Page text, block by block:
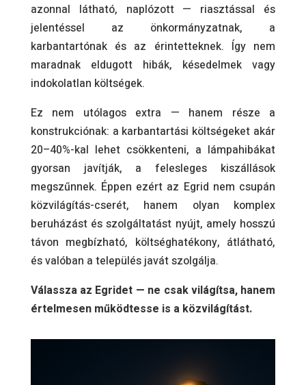
azonnal látható, naplózott — riasztással és
jelentéssel az önkormányzatnak, a
karbantartónak és az érintetteknek. Így nem
maradnak eldugott hibák, késedelmek vagy
indokolatlan költségek.
Ez nem utólagos extra — hanem része a
konstrukciónak: a karbantartási költségeket akár
20–40%-kal lehet csökkenteni, a lámpahibákat
gyorsan javítják, a felesleges kiszállások
megszűnnek. Éppen ezért az Egrid nem csupán
közvilágítás-cserét, hanem olyan komplex
beruházást és szolgáltatást nyújt, amely hosszú
távon megbízható, költséghatékony, átlátható,
és valóban a település javát szolgálja.
Válassza az Egridet — ne csak világítsa, hanem
értelmesen működtesse is a közvilágítást.